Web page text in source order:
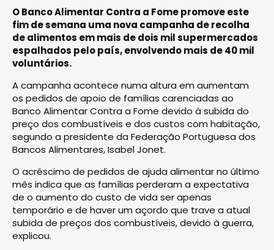
O Banco Alimentar Contra a Fome promove este
fim de semana uma nova campanha de recolha
de alimentos em mais de dois mil supermercados
espalhados pelo país, envolvendo mais de 40 mil
voluntários.
A campanha acontece numa altura em aumentam
os pedidos de apoio de famílias carenciadas ao
Banco Alimentar Contra a Fome devido à subida do
preço dos combustíveis e dos custos com habitação,
segundo a presidente da Federação Portuguesa dos
Bancos Alimentares, Isabel Jonet.
O acréscimo de pedidos de ajuda alimentar no último
mês indica que as famílias perderam a expectativa
de o aumento do custo de vida ser apenas
temporário e de haver um açordo que trave a atual
subida de preços dos combustíveis, devido à guerra,
explicou.